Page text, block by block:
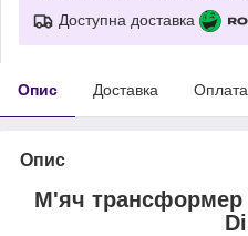
Доступна доставка
Опис Доставка Оплата
Опис
М'яч трансформер